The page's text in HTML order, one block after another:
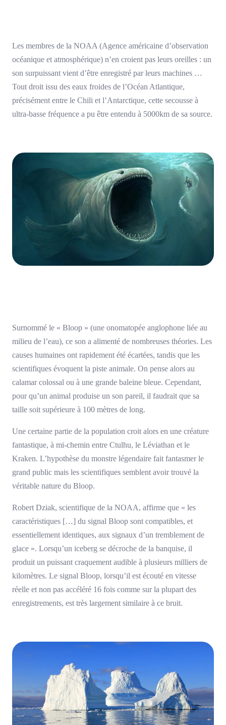
Les membres de la NOAA (Agence américaine d’observation
océanique et atmosphérique) n’en croient pas leurs oreilles : un
son surpuissant vient d’être enregistré par leurs machines …
Tout droit issu des eaux froides de l’Océan Atlantique,
précisément entre le Chili et l’Antarctique, cette secousse à
ultra-basse fréquence a pu être entendu à 5000km de sa source.
Surnommé le « Bloop » (une onomatopée anglophone liée au
milieu de l’eau), ce son a alimenté de nombreuses théories. Les
causes humaines ont rapidement été écartées, tandis que les
scientifiques évoquent la piste animale. On pense alors au
calamar colossal ou à une grande baleine bleue. Cependant,
pour qu’un animal produise un son pareil, il faudrait que sa
taille soit supérieure à 100 mètres de long.
Une certaine partie de la population croit alors en une créature
fantastique, à mi-chemin entre Ctulhu, le Léviathan et le
Kraken. L’hypothèse du monstre légendaire fait fantasmer le
grand public mais les scientifiques semblent avoir trouvé la
véritable nature du Bloop.
Robert Dziak, scientifique de la NOAA, affirme que « les
caractéristiques […] du signal Bloop sont compatibles, et
essentiellement identiques, aux signaux d’un tremblement de
glace ». Lorsqu’un iceberg se décroche de la banquise, il
produit un puissant craquement audible à plusieurs milliers de
kilomètres. Le signal Bloop, lorsqu’il est écouté en vitesse
réelle et non pas accéléré 16 fois comme sur la plupart des
enregistrements, est très largement similaire à ce bruit.